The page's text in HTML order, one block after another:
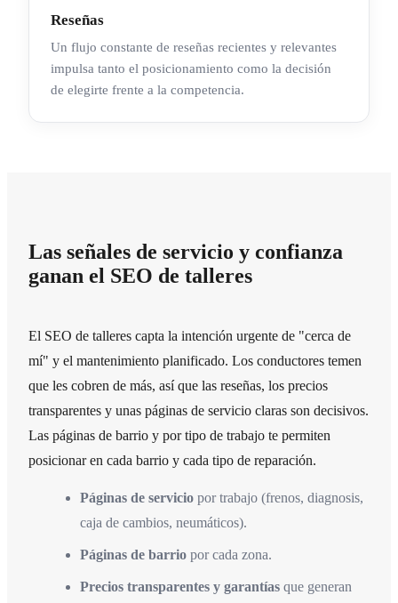
Reseñas
Un flujo constante de reseñas recientes y relevantes
impulsa tanto el posicionamiento como la decisión
de elegirte frente a la competencia.
Las señales de servicio y confianza
ganan el SEO de talleres
El SEO de talleres capta la intención urgente de "cerca de
mí" y el mantenimiento planificado. Los conductores temen
que les cobren de más, así que las reseñas, los precios
transparentes y unas páginas de servicio claras son decisivos.
Las páginas de barrio y por tipo de trabajo te permiten
posicionar en cada barrio y cada tipo de reparación.
Páginas de serviciopor trabajo (frenos, diagnosis,
caja de cambios, neumáticos).
Páginas de barriopor cada zona.
Precios transparentes y garantíasque generan